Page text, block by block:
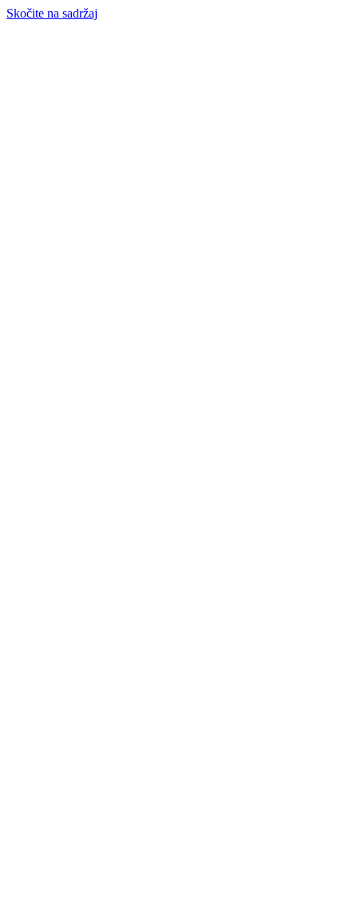
Skočite na sadržaj